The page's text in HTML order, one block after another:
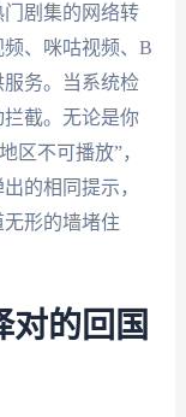
剧集的网络转
、咪咕视频、B
务。当系统检
截。无论是你
区不可播放”，
的相同提示，
形的墙堵住
对的回国